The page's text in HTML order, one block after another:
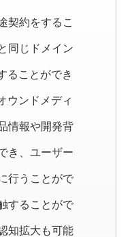
契約をするこ
同じドメイン
ることができ
ウンドメディ
情報や開発背
き、ユーザー
行うことがで
することがで
知拡大も可能